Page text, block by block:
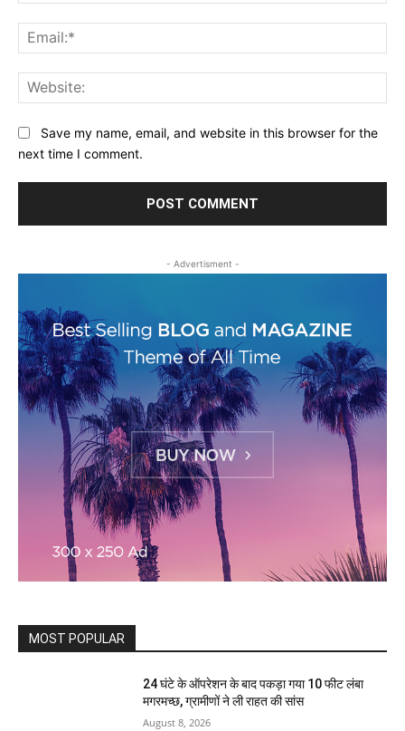
Save my name, email, and website in this browser for the
next time I comment.
- Advertisment -
MOST POPULAR
24 घंटे के ऑपरेशन के बाद पकड़ा गया 10 फीट लंबा
मगरमच्छ, ग्रामीणों ने ली राहत की सांस
August 8, 2026